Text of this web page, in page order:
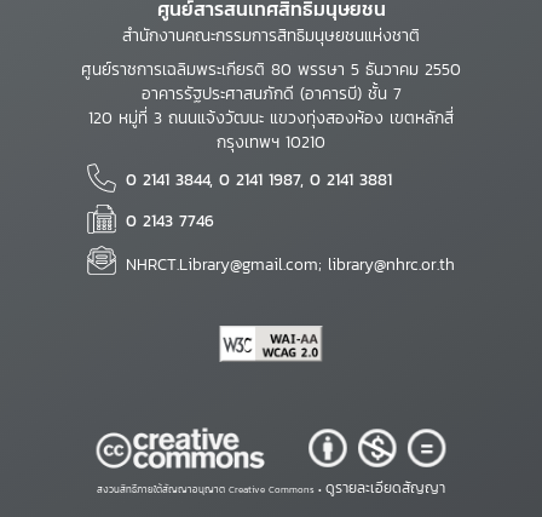
ศูนย์สารสนเทศสิทธิมนุษยชน
สำนักงานคณะกรรมการสิทธิมนุษยชนแห่งชาติ
ศูนย์ราชการเฉลิมพระเกียรติ 80 พรรษา 5 ธันวาคม 2550
อาคารรัฐประศาสนภักดี (อาคารบี) ชั้น 7
120 หมู่ที่ 3 ถนนแจ้งวัฒนะ แขวงทุ่งสองห้อง เขตหลักสี่
กรุงเทพฯ 10210
0 2141 3844, 0 2141 1987, 0 2141 3881
0 2143 7746
NHRCT.Library@gmail.com; library@nhrc.or.th
สงวนสิทธิ์ภายใต้สัญญาอนุญาต Creative Commons • ดูรายละเอียดสัญญา